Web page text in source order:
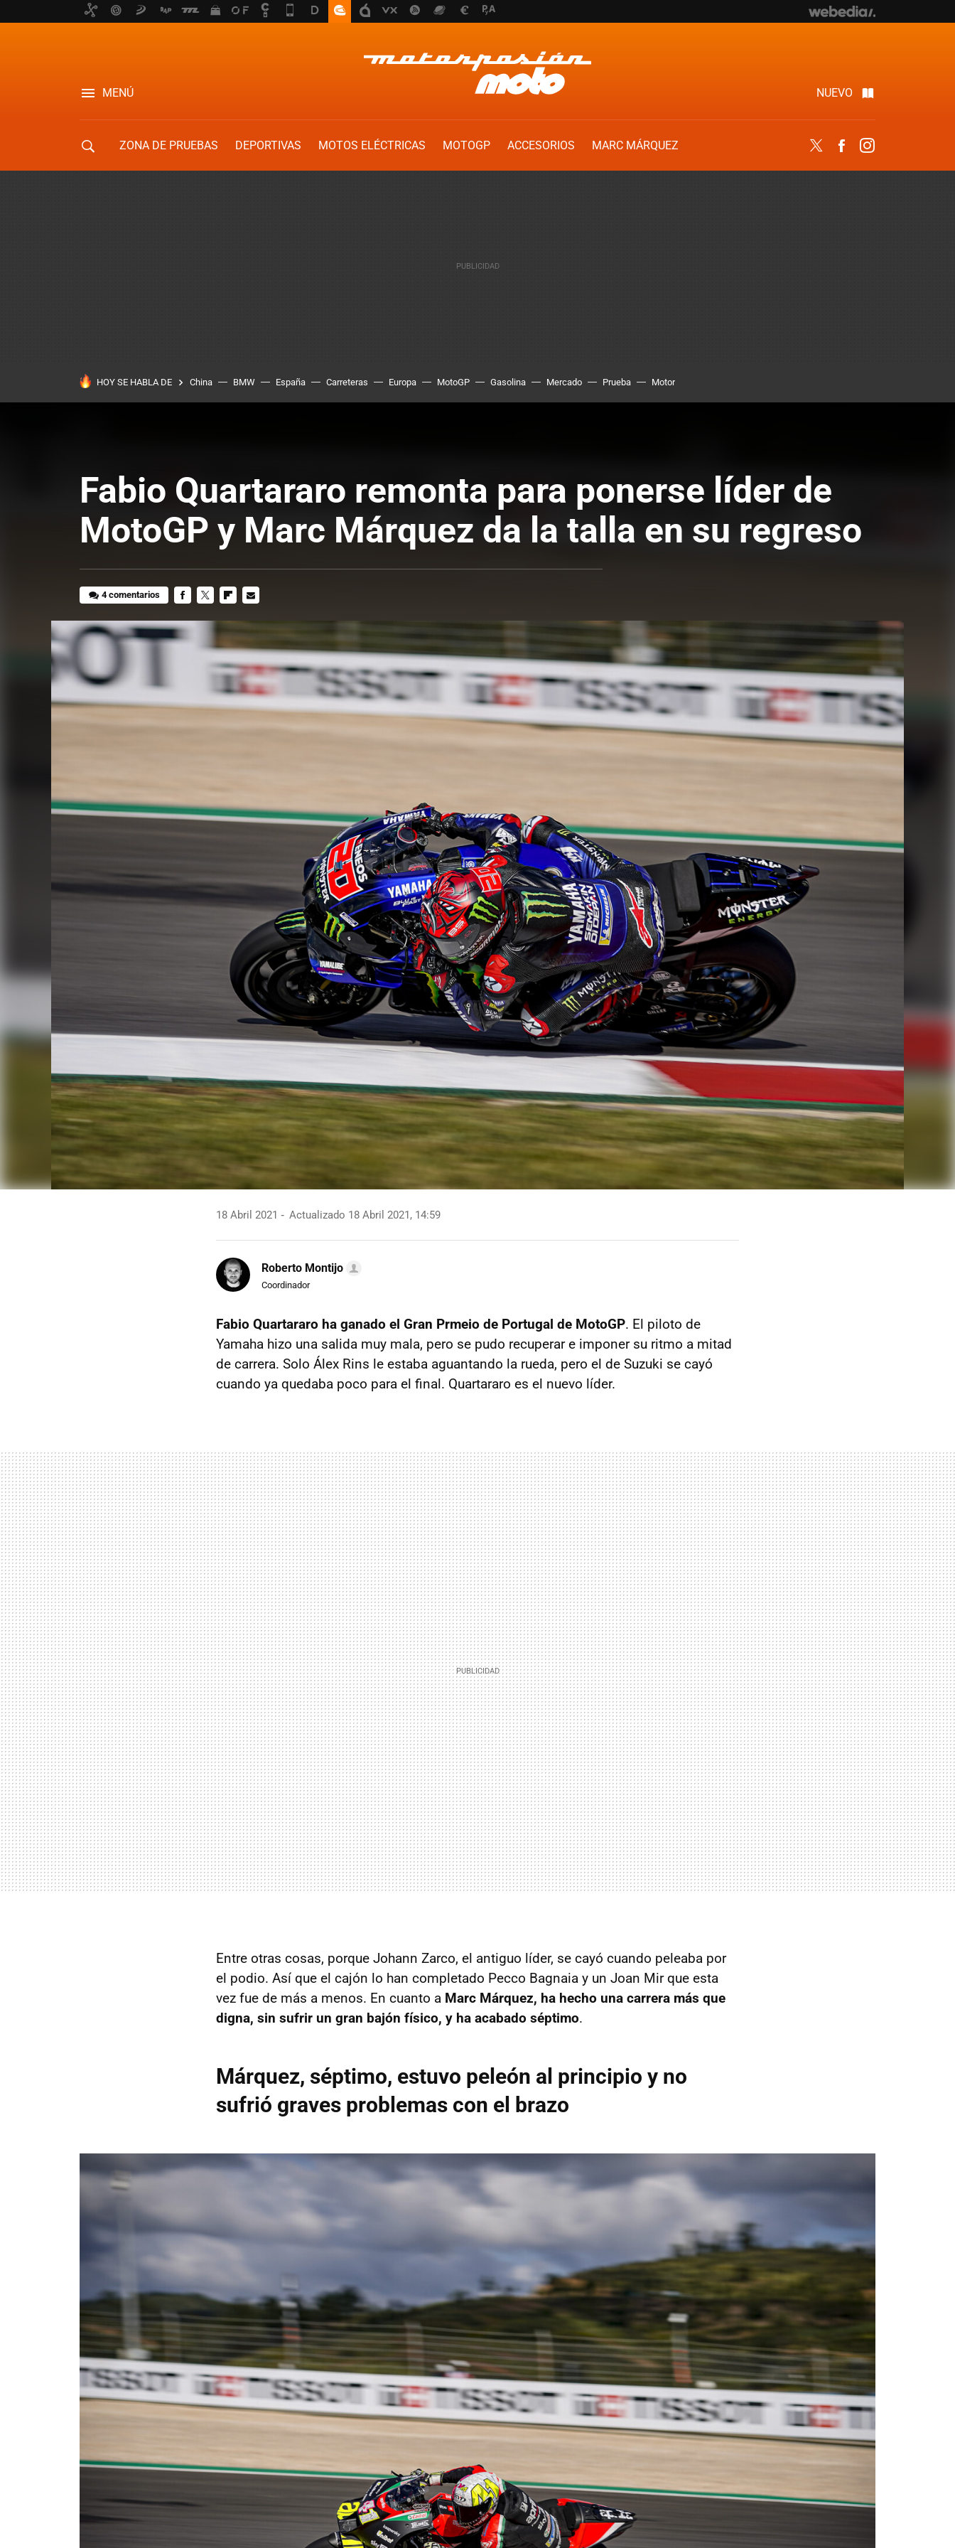
MENÚ NUEVO
ZONA DE PRUEBAS DEPORTIVAS MOTOS ELÉCTRICAS MOTOGP ACCESORIOS
MARC MÁRQUEZ
Twitter Facebook
HOY SE HABLA DE China BMW España Carreteras Europa MotoGP Gasolina Mercado Prueba Motor
Fabio Quartararo remonta para ponerse líder de
MotoGP y Marc Márquez da la talla en su regreso
4 comentarios
18 Abril 2021 Actualizado 18 Abril 2021, 14:59
Roberto Montijo
Coordinador
Fabio Quartararo ha ganado el Gran Prmeio de Portugal de MotoGP. El piloto de
Yamaha hizo una salida muy mala, pero se pudo recuperar e imponer su ritmo a mitad
de carrera. Solo Álex Rins le estaba aguantando la rueda, pero el de Suzuki se cayó
cuando ya quedaba poco para el final. Quartararo es el nuevo líder.
Entre otras cosas, porque Johann Zarco, el antiguo líder, se cayó cuando peleaba por
el podio. Así que el cajón lo han completado Pecco Bagnaia y un Joan Mir que esta
vez fue de más a menos. En cuanto a Marc Márquez, ha hecho una carrera más que
digna, sin sufrir un gran bajón físico, y ha acabado séptimo.
Márquez, séptimo, estuvo peleón al principio y no
sufrió graves problemas con el brazo